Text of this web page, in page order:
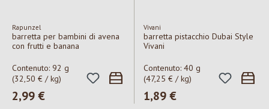
Rapunzel
barretta per bambini di avena
con frutti e banana
Contenuto: 92 g
(32,50 € / kg)
Prezzo normale:
2,99 €
Vivani
barretta pistacchio Dubai Style
Vivani
Contenuto: 40 g
(47,25 € / kg)
Prezzo normale:
1,89 €